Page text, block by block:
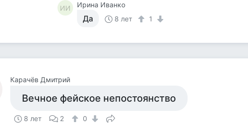
ИИ Ирина Иванко
Да 8 лет 1
Карачёв Дмитрий
Вечное фейское непостоянство
8 лет 2 0